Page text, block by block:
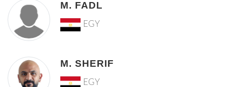
M. FADL
EGY
M. SHERIF
EGY